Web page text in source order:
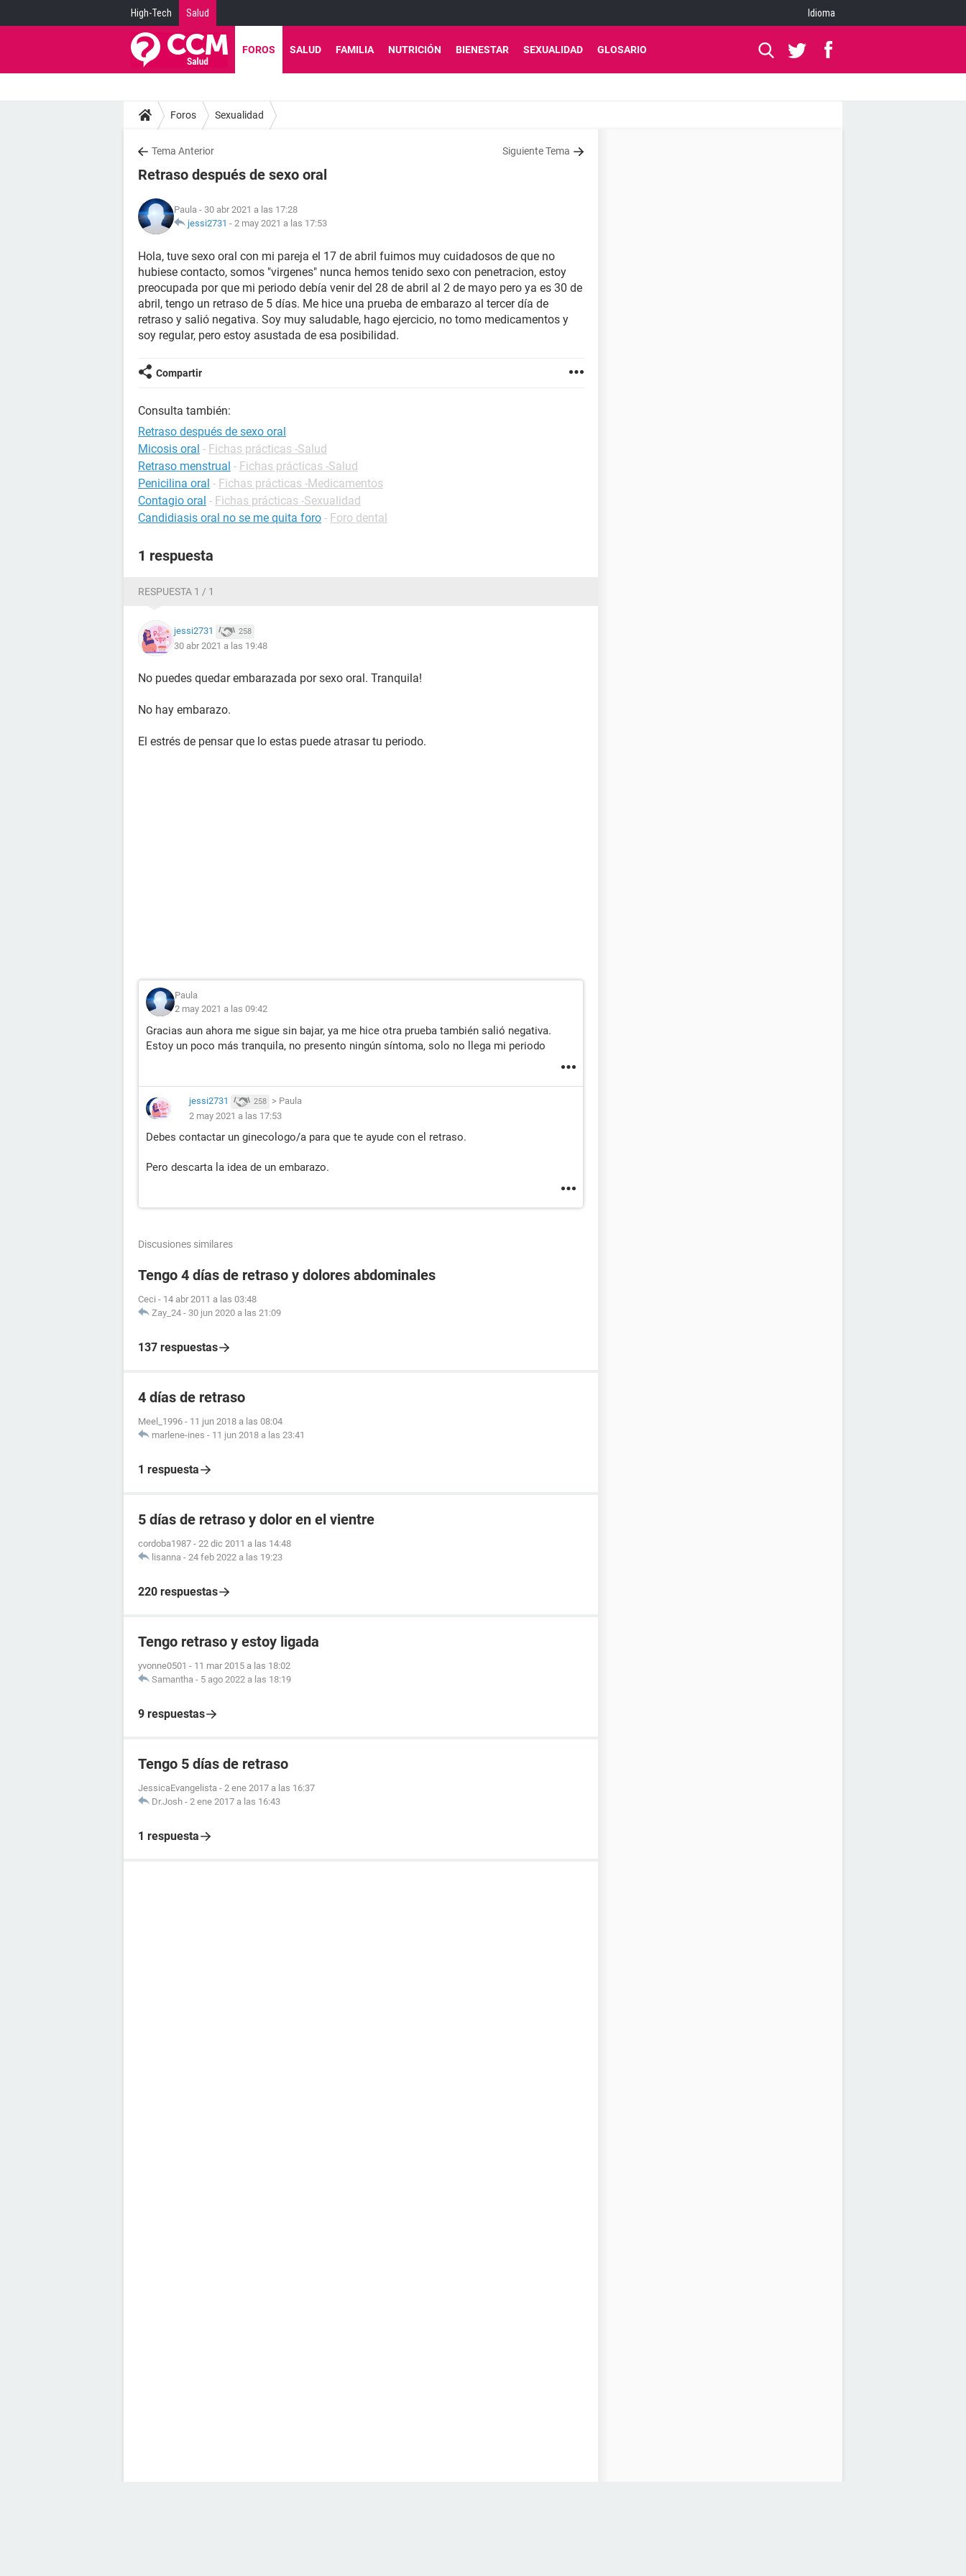
High-Tech Salud Idioma
FOROS SALUD FAMILIA NUTRICIÓN BIENESTAR SEXUALIDAD GLOSARIO
Foros Sexualidad
Tema Anterior Siguiente Tema
Retraso después de sexo oral
Paula - 30 abr 2021 a las 17:28
jessi2731 - 2 may 2021 a las 17:53
Hola, tuve sexo oral con mi pareja el 17 de abril fuimos muy cuidadosos de que no
hubiese contacto, somos "virgenes" nunca hemos tenido sexo con penetracion, estoy
preocupada por que mi periodo debía venir del 28 de abril al 2 de mayo pero ya es 30 de
abril, tengo un retraso de 5 días. Me hice una prueba de embarazo al tercer día de
retraso y salió negativa. Soy muy saludable, hago ejercicio, no tomo medicamentos y
soy regular, pero estoy asustada de esa posibilidad.
Compartir
Consulta también:
Retraso después de sexo oral
Micosis oral - Fichas prácticas -Salud
Retraso menstrual - Fichas prácticas -Salud
Penicilina oral - Fichas prácticas -Medicamentos
Contagio oral - Fichas prácticas -Sexualidad
Candidiasis oral no se me quita foro - Foro dental
1 respuesta
RESPUESTA 1 / 1
jessi2731 258
30 abr 2021 a las 19:48
No puedes quedar embarazada por sexo oral. Tranquila!
No hay embarazo.
El estrés de pensar que lo estas puede atrasar tu periodo.
Paula
2 may 2021 a las 09:42
Gracias aun ahora me sigue sin bajar, ya me hice otra prueba también salió negativa.
Estoy un poco más tranquila, no presento ningún síntoma, solo no llega mi periodo
jessi2731 258 > Paula
2 may 2021 a las 17:53
Debes contactar un ginecologo/a para que te ayude con el retraso.
Pero descarta la idea de un embarazo.
Discusiones similares
Tengo 4 días de retraso y dolores abdominales
Ceci - 14 abr 2011 a las 03:48
Zay_24 - 30 jun 2020 a las 21:09
137 respuestas
4 días de retraso
Meel_1996 - 11 jun 2018 a las 08:04
marlene-ines - 11 jun 2018 a las 23:41
1 respuesta
5 días de retraso y dolor en el vientre
cordoba1987 - 22 dic 2011 a las 14:48
lisanna - 24 feb 2022 a las 19:23
220 respuestas
Tengo retraso y estoy ligada
yvonne0501 - 11 mar 2015 a las 18:02
Samantha - 5 ago 2022 a las 18:19
9 respuestas
Tengo 5 días de retraso
JessicaEvangelista - 2 ene 2017 a las 16:37
Dr.Josh - 2 ene 2017 a las 16:43
1 respuesta